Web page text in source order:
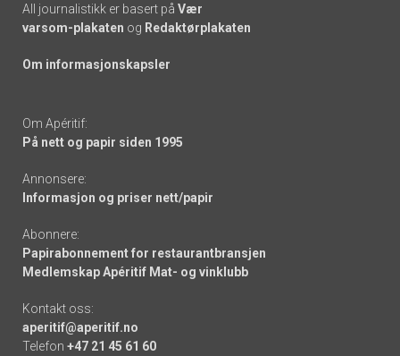
All journalistikk er basert på Vær
varsom-plakaten og Redaktørplakaten
Om informasjonskapsler
Om Apéritif:
På nett og papir siden 1995
Annonsere:
Informasjon og priser nett/papir
Abonnere:
Papirabonnement for restaurantbransjen
Medlemskap Apéritif Mat- og vinklubb
Kontakt oss:
aperitif@aperitif.no
Telefon +47 21 45 61 60